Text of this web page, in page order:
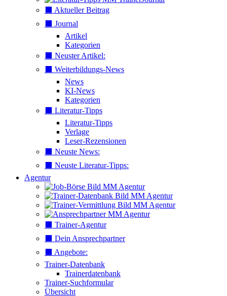
⬛️ Aktueller Beitrag
⬛️ Journal
Artikel
Kategorien
⬛️ Neuster Artikel:
⬛️ Weiterbildungs-News
News
KI-News
Kategorien
⬛️ Literatur-Tipps
Literatur-Tipps
Verlage
Leser-Rezensionen
⬛️ Neuste News:
⬛️ Neuste Literatur-Tipps:
Agentur
⬛️ Trainer-Agentur
⬛️ Dein Ansprechpartner
⬛️ Angebote:
Trainer-Datenbank
Trainerdatenbank
Trainer-Suchformular
Übersicht